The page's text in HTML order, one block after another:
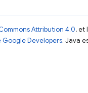
Attribution 4.0, et
Google Developers. Java